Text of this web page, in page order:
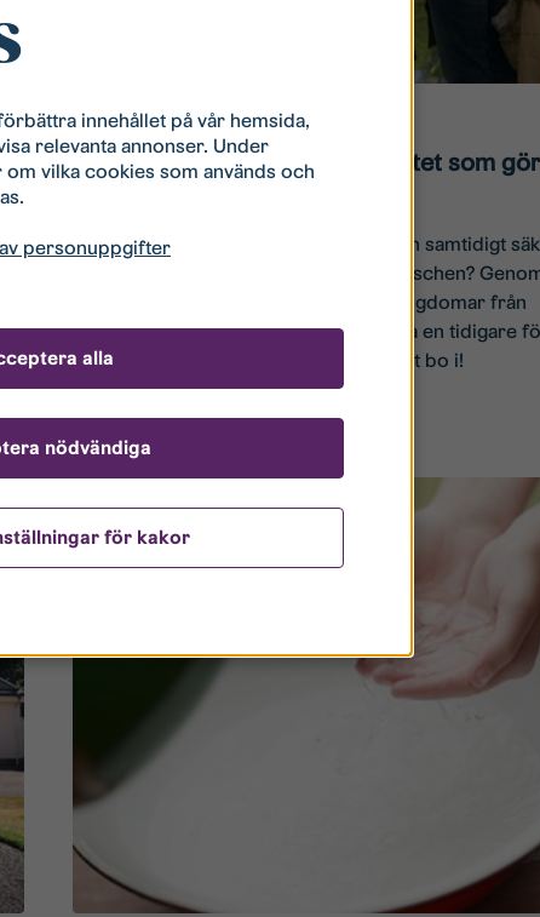
Blogginlägg • 2024-11-18
Unga bygger för unga – projektet som
Hur kan vi skapa bostäder för unga och samtidigt
framtidens kompetens inom byggbranschen?
"Unga bygger för unga" får gymnasieungdomar från
byggutbildningen chansen att renovera en tidigare
fem nya lägenheter – för andra unga att bo i!
innehållet på vår hemsida,
relevanta annonser. Under
vilka cookies som används och
personuppgifter
för kakor
nödvändiga
alla